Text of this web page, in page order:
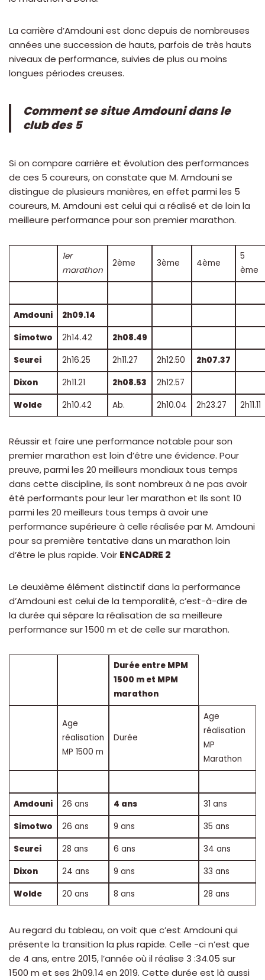
La carrière d’Amdouni est donc depuis de nombreuses
années une succession de hauts, parfois de très hauts
niveaux de performance, suivies de plus ou moins
longues périodes creuses.
Comment se situe Amdouni dans le
club des 5
Si on compare carrière et évolution des performances
de ces 5 coureurs, on constate que M. Amdouni se
distingue de plusieurs manières, en effet parmi les 5
coureurs, M. Amdouni est celui qui a réalisé et de loin la
meilleure performance pour son premier marathon.
1er
marathon
2ème 3ème 4ème
5
ème
Amdouni
2h09.14
Simotwo
2h14.42
2h08.49
Seurei
2h16.25 2h11.27 2h12.50
2h07.37
Dixon
2h11.21 2h08.53
2h12.57
Wolde
2h10.42 Ab. 2h10.04 2h23.27 2h11.11
Réussir et faire une performance notable pour son
premier marathon est loin d’être une évidence. Pour
preuve, parmi les 20 meilleurs mondiaux tous temps
dans cette discipline, ils sont nombreux à ne pas avoir
été performants pour leur 1er marathon et Ils sont 10
parmi les 20 meilleurs tous temps à avoir une
performance supérieure à celle réalisée par M. Amdouni
pour sa première tentative dans un marathon loin
d’être le plus rapide. Voir ENCADRE 2
Le deuxième élément distinctif dans la performance
d’Amdouni est celui de la temporalité, c’est-à-dire de
la durée qui sépare la réalisation de sa meilleure
performance sur 1500 m et de celle sur marathon.
Durée entre MPM
1500 m et MPM
marathon
Age
réalisation
MP 1500 m
Durée
Age
réalisation
MP
Marathon
Amdouni 26 ans 4 ans
31 ans
Simotwo
26 ans 9 ans
35 ans
Seurei
28 ans 6 ans
34 ans
Dixon
24 ans 9 ans
33 ans
Wolde
20 ans 8 ans 28 ans
Au regard du tableau, on voit que c’est Amdouni qui
présente la transition la plus rapide. Celle -ci n’est que
de 4 ans, entre 2015, l’année où il réalise 3 :34.05 sur
1500 m et ses 2h09.14 en 2019. Cette durée est là aussi